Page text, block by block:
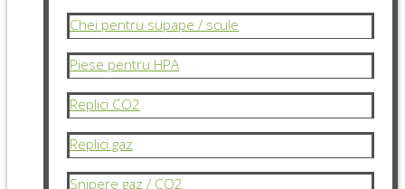
Chei pentru supape / scule
Piese pentru HPA
Replici CO2
Replici gaz
Snipere gaz / CO2